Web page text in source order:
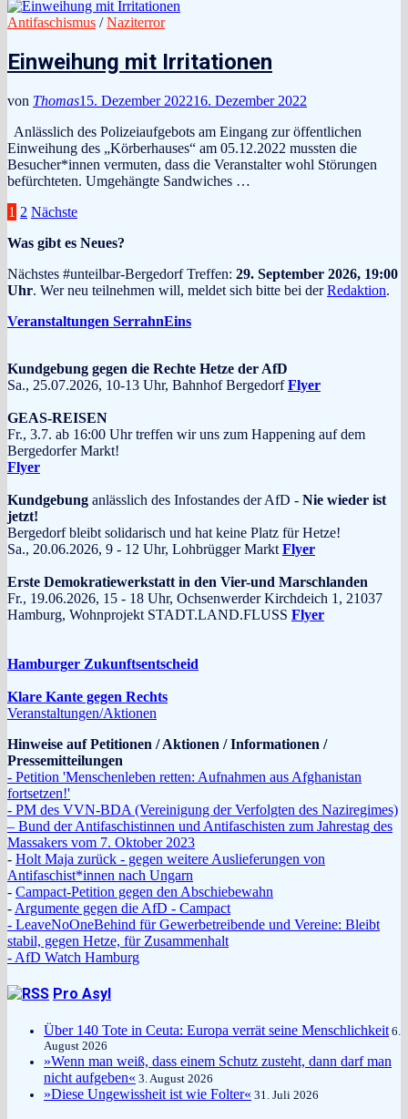
Antifaschismus /Naziterror
Einweihung mit Irritationen
von Thomas15. Dezember 202216. Dezember 2022
Anlässlich des Polizeiaufgebots am Eingang zur öffentlichen
Einweihung des „Körberhauses“ am 05.12.2022 mussten die
Besucher*innen vermuten, dass die Veranstalter wohl Störungen
befürchteten. Umgehängte Sandwiches …
Seitennummerierung
der
Beiträge
1 2 Nächste
Was gibt es Neues?
Nächstes #unteilbar-Bergedorf Treffen: 29. September 2026, 19:00
Uhr. Wer neu teilnehmen will, meldet sich bitte bei derRedaktion.
Veranstaltungen SerrahnEins
Kundgebung gegen die Rechte Hetze der AfD
Sa., 25.07.2026, 10-13 Uhr, Bahnhof BergedorfFlyer
GEAS-REISEN
Fr., 3.7. ab 16:00 Uhr treffen wir uns zum Happening auf dem
Bergedorfer Markt!
Flyer
Kundgebung anlässlich des Infostandes der AfD - Nie wieder ist
jetzt!
Bergedorf bleibt solidarisch und hat keine Platz für Hetze!
Sa., 20.06.2026, 9 - 12 Uhr, Lohbrügger Markt Flyer
Erste Demokratiewerkstatt in den Vier-und Marschlanden
Fr., 19.06.2026, 15 - 18 Uhr, Ochsenwerder Kirchdeich 1, 21037
Hamburg, Wohnprojekt STADT.LAND.FLUSS Flyer
Hamburger Zukunftsentscheid
Klare Kante gegen Rechts
Veranstaltungen/Aktionen
Hinweise auf Petitionen / Aktionen / Informationen /
Pressemitteilungen
- Petition 'Menschenleben retten: Aufnahmen aus Afghanistan
fortsetzen!'
- PM des VVN-BDA (Vereinigung der Verfolgten des Naziregimes)
– Bund der Antifaschistinnen und Antifaschisten zum Jahrestag des
Massakers vom 7. Oktober 2023
- Holt Maja zurück - gegen weitere Auslieferungen von
Antifaschist*innen nach Ungarn
- Campact-Petition gegen den Abschiebewahn
- Argumente gegen die AfD - Campact
- LeaveNoOneBehind für Gewerbetreibende und Vereine: Bleibt
stabil, gegen Hetze, für Zusammenhalt
- AfD Watch Hamburg
Pro Asyl
Über 140 Tote in Ceuta: Europa verrät seine Menschlichkeit 6.
August 2026
»Wenn man weiß, dass einem Schutz zusteht, dann darf man
nicht aufgeben« 3. August 2026
»Diese Ungewissheit ist wie Folter« 31. Juli 2026